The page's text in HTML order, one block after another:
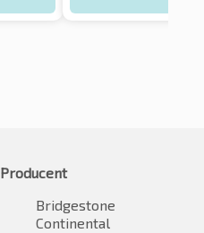
Producent
Bridgestone
Continental